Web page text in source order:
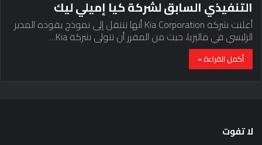
التنفيذي السابق لشركة كيا إميلي ليك
أعلنت شركة Kia Corporation أنها تنتقل إلى نموذج يقوده المدير
الرئيسي في ماليزيا، حيث من المقرر أن تتولى شركة Kia…
أكمل القراءة »
لا تفوت